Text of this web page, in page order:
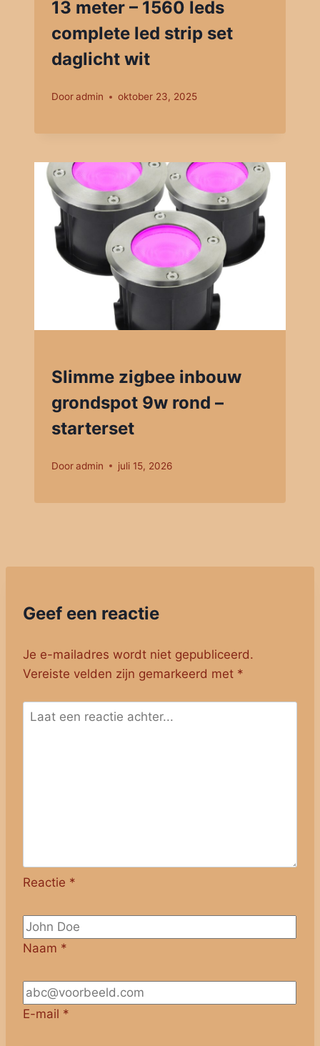
13 meter – 1560 leds
complete led strip set
daglicht wit
Dooradmin oktober 23, 2025
Slimme zigbee inbouw
grondspot 9w rond –
starterset
Dooradmin juli 15, 2026
Geef een reactie
Je e-mailadres wordt niet gepubliceerd.
Vereiste velden zijn gemarkeerd met *
Reactie *
Naam *
E-mail *